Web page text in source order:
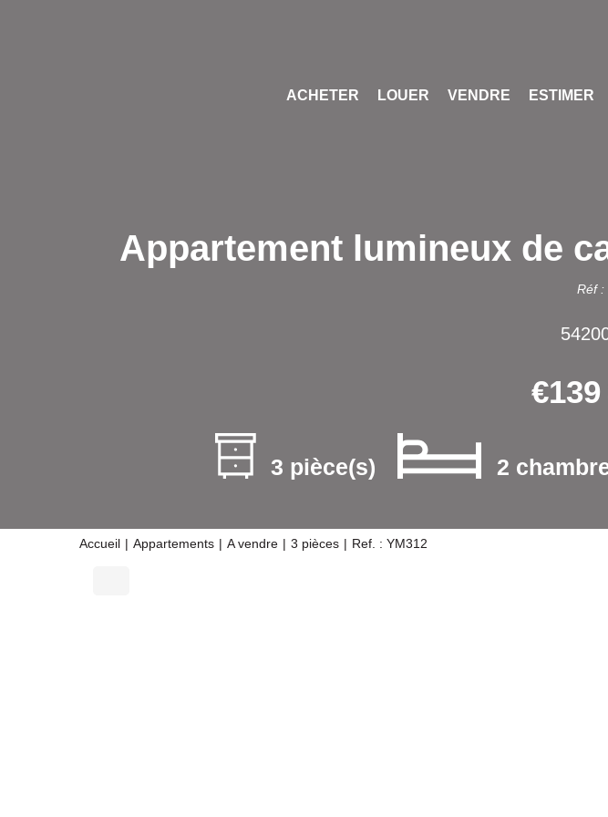
ACHETER LOUER VENDRE ESTIMER
Appartement lumineux de
Réf :
€139
3 pièce(s) 2
Accueil Appartements A vendre 3 pièces Ref. : YM312